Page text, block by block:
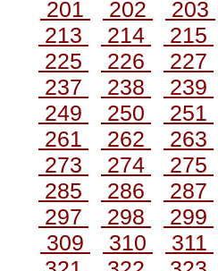
201
202
203
213
214
215
225
226
227
237
238
239
249
250
251
261
262
263
273
274
275
285
286
287
297
298
299
309
310
311